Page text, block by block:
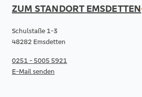
ZUM STANDORT EMSDETTEN
Schulstaße 1-3
48282 Emsdetten
0251 - 5005 5921
E-Mail senden